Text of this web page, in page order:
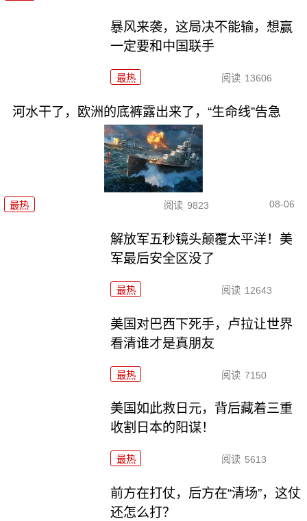
暴风来袭，这局决不能输，想赢
一定要和中国联手
最热 阅读 13606
河水干了，欧洲的底裤露出来了，“生命线”告急
最热 阅读 9823 08-06
解放军五秒镜头颠覆太平洋！美
军最后安全区没了
最热 阅读 12643
美国对巴西下死手，卢拉让世界
看清谁才是真朋友
最热 阅读 7150
美国如此救日元，背后藏着三重
收割日本的阳谋！
最热 阅读 5613
前方在打仗，后方在“清场”，这仗
还怎么打？